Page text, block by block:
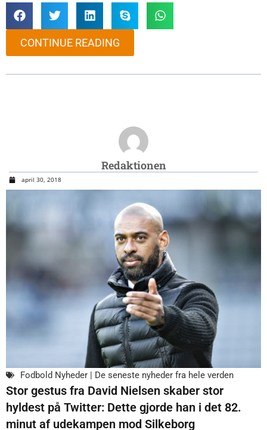
CONTINUE READING
Redaktionen
april 30, 2018
Fodbold Nyheder | De seneste nyheder fra hele verden
Stor gestus fra David Nielsen skaber stor
hyldest på Twitter: Dette gjorde han i det 82.
minut af udekampen mod Silkeborg